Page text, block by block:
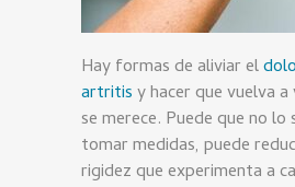
Hay formas de aliviar el
artritisy hacer que vuelva
se merece. Puede que no lo
tomar medidas, puede
rigidez que experimenta a